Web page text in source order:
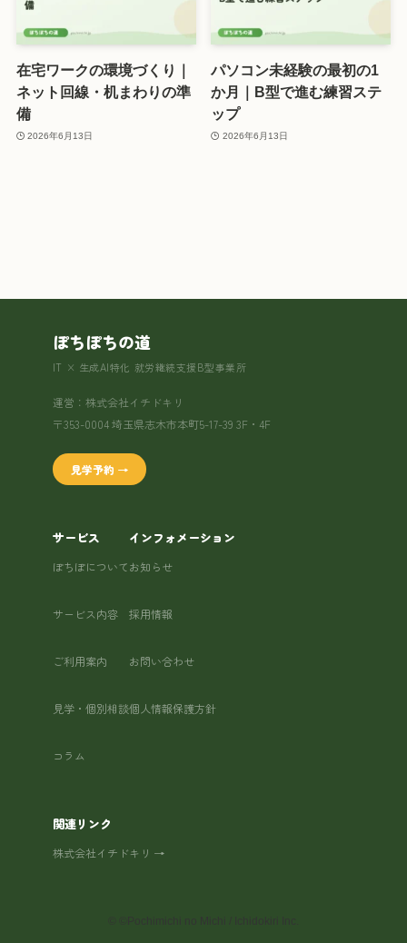
在宅ワークの環境づくり｜
ネット回線・机まわりの準
備
2026年6月13日
パソコン未経験の最初の1
か月｜B型で進む練習ステ
ップ
2026年6月13日
ぽちぽちの道
IT × 生成AI特化 就労継続支援B型事業所
運営：株式会社イチドキリ
〒353-0004 埼玉県志木市本町5-17-39 3F・4F
見学予約 →
サービス
ぽちぽについて
サービス内容
ご利用案内
見学・個別相談
コラム
インフォメーション
お知らせ
採用情報
お問い合わせ
個人情報保護方針
関連リンク
株式会社イチドキリ →